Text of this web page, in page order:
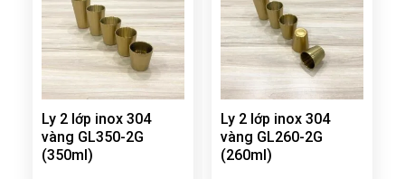
Ly 2 lớp inox 304
vàng GL350-2G
(350ml)
Ly 2 lớp inox 304
vàng GL260-2G
(260ml)